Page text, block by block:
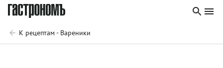
К рецептам - Вареники